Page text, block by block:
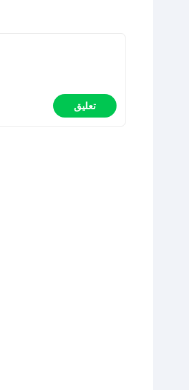
تعليق